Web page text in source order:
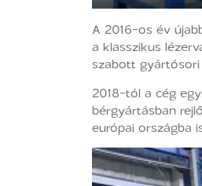
A 2016-os év
a klasszikus
szabott gyártósori
2018-tól a cég
bérgyártásban
európai országba